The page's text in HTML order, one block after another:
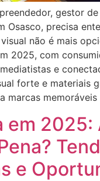
gestor
Osasco, precisa
não é mais
2025, com
e
forte e materiais
marcas
em 2025:
e